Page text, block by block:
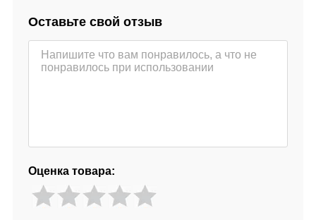
Оставьте свой отзыв
Оценка товара: